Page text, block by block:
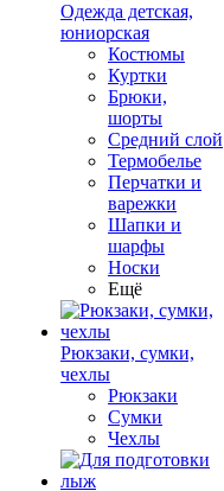
Одежда детская,
юниорская
Костюмы
Куртки
Брюки,
шорты
Средний слой
Термобелье
Перчатки и
варежки
Шапки и
шарфы
Носки
Ещё
Рюкзаки, сумки,
чехлы
Рюкзаки
Сумки
Чехлы